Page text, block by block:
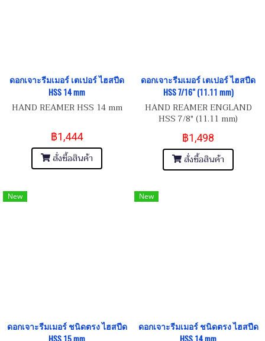
ดอกเจาะรีมเมอร์ เตเปอร์ ไฮสปีด
HSS 14 mm
HAND REAMER HSS 14 mm
฿1,444
สั่งซื้อสินค้า
ดอกเจาะรีมเมอร์ เตเปอร์ ไฮสปีด
HSS 7/16" (11.11 mm)
HAND REAMER ENGLAND
HSS 7/8" (11.11 mm)
฿1,498
สั่งซื้อสินค้า
New
ดอกเจาะรีมเมอร์ ชนิดตรง ไฮสปีด
HSS 15 mm
New
ดอกเจาะรีมเมอร์ ชนิดตรง ไฮสปีด
HSS 14 mm